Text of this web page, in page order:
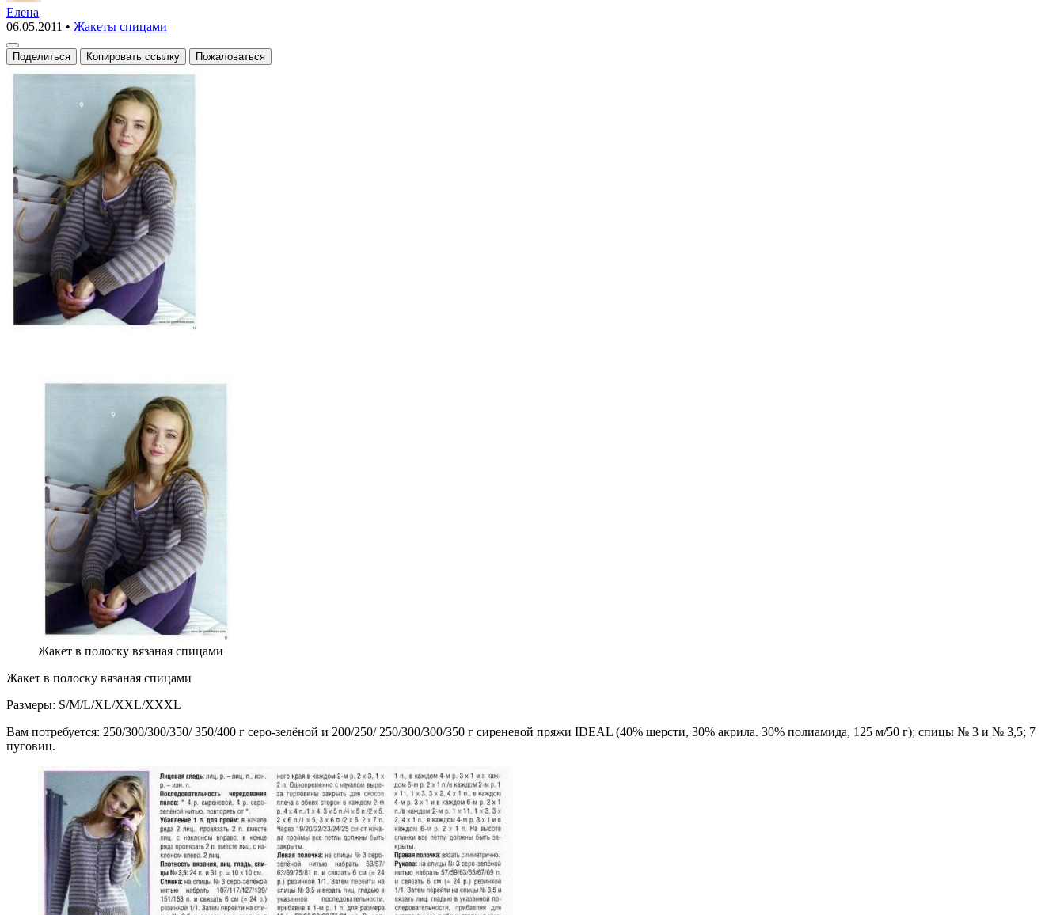
в
полоску
вязаная
спицами
Елена
06.05.2011 • Жакеты спицами
Поделиться Копировать ссылку Пожаловаться
Жакет в полоску вязаная спицами
Жакет в полоску вязаная спицами
Размеры: S/M/L/XL/XXL/XXXL
Вам потребуется: 250/300/300/350/ 350/400 г серо-зелёной и 200/250/ 250/300/300/350 г сиреневой пряжи IDEAL (40% шерсти, 30% акрила. 30% полиамида, 125 м/50 г); спицы № 3 и № 3,5; 7
пуговиц.